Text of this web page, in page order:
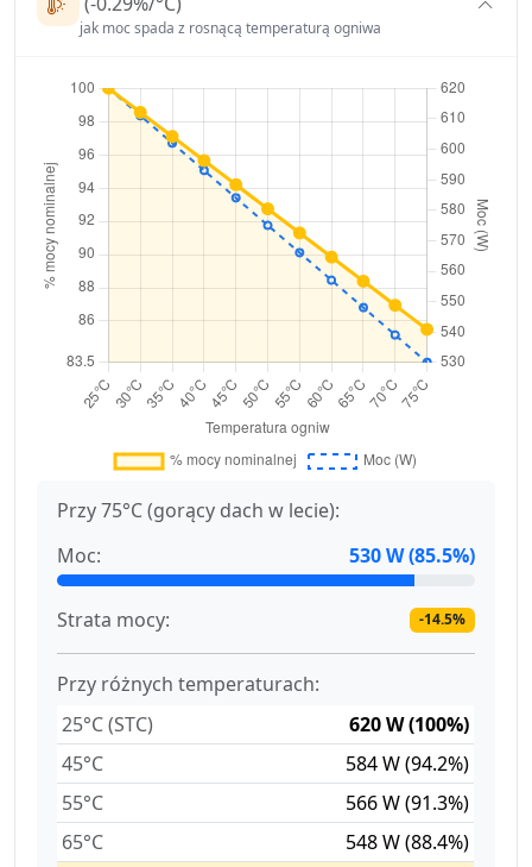
jak moc spada z rosnącą temperaturą ogniwa
Przy 75°C (gorący dach w lecie):
Moc:
530 W (85.5%)
Strata mocy: -14.5%
Przy różnych temperaturach:
25°C (STC)
620 W (100%)
45°C
584 W (94.2%)
55°C
566 W (91.3%)
65°C
548 W (88.4%)